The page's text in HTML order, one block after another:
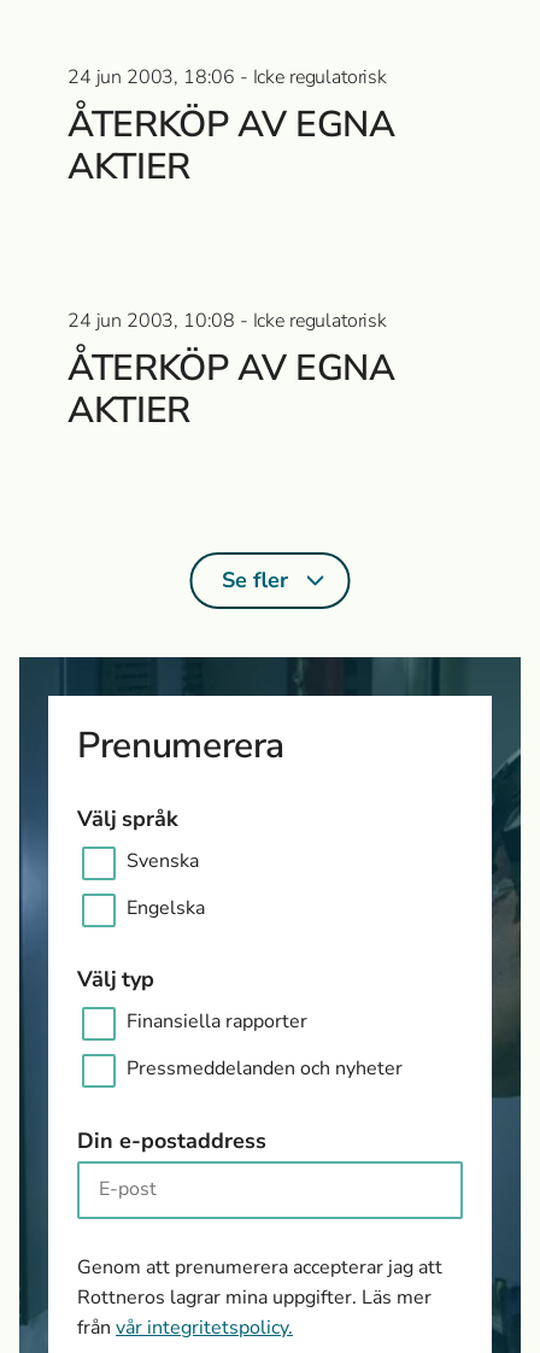
24 jun 2003, 18:06 - Icke regulatorisk
ÅTERKÖP AV EGNA
AKTIER
24 jun 2003, 10:08 - Icke regulatorisk
ÅTERKÖP AV EGNA
AKTIER
Se fler
Prenumerera
Välj språk
Svenska
Engelska
Välj typ
Finansiella rapporter
Pressmeddelanden och nyheter
Din e-postaddress
Genom att prenumerera accepterar jag att
Rottneros lagrar mina uppgifter. Läs mer
från vår integritetspolicy.